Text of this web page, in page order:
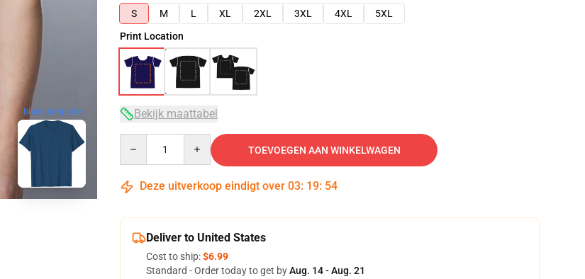
blank template
S
M L XL 2XL 3XL 4XL
5XL
Print Location
Bekijk maattabel
TOEVOEGEN AAN WINKELWAGEN
Deze uitverkoop eindigt over 03: 19: 53
Deliver to United States
Cost to ship:$6.99
Standard - Order today to get byAug. 14 - Aug. 21